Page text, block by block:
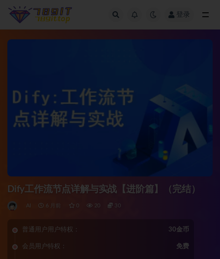
登录
Dify工作流节点详解与实战【进阶篇】（完结）
AI 6 月前 0 20 30
普通用户用户特权： 30金币
会员用户特权： 免费